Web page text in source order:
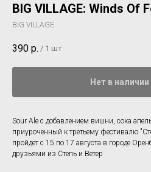
BIG VILLAGE: Winds Of
BIG VILLAGE
390 р. / 1 шт
Нет в наличии
Sour Ale с добавлением вишни, сока
приуроченный к третьему фестивалю
пройдет с 15 по 17 августа в городе
друзьями из Степь и Ветер